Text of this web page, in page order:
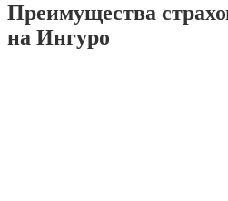
Преимущества
на Ингуро